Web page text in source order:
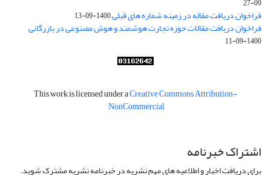
فراخوان دریافت مقاله در زمینه شماره های قبلی1400-09-13
فراخوان دریافت مقالات حوزه تجارت هوشمند و هوش مصنوعی در بازرگانی
1400-09-11
This work is licensed under aCreative Commons Attribution-
NonCommercial
اشتراک خبرنامه
برای دریافت اخبار و اطلاعیه های مهم نشریه در خبرنامه نشریه مشترک شوید.